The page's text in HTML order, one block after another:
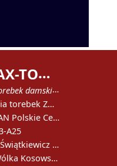
Z
ORMAX-TOREBKI
Hurtownia torebek damskich
Hurtownia torebek ZORMAX
Centrum Handlowe
A25
51
Kosowska